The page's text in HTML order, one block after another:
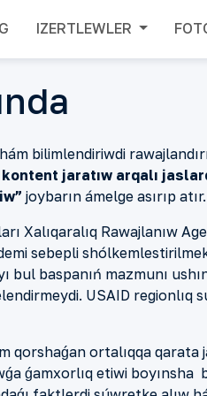
IZERTLEWLER
bilimlendiriwdi
jaratıw arqalı
joybarın ámelge asırıp atır.
Xalıqaralıq Rawajlanıw
sebepli
bul baspanıń mazmunı
USAID regionlıq
qorshaǵan ortalıqqa qarata
ǵamxorlıqetiwi boyınsha